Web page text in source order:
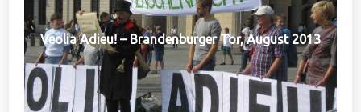
Veolia Adieu! – Brandenburger Tor, August 2013